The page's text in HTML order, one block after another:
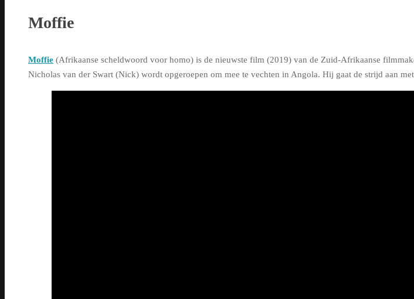
Moffie
Moffie (Afrikaanse scheldwoord voor homo) is de nieuwste film (2019) van de Zuid-Afrikaanse
Nicholas van der Swart (Nick) wordt opgeroepen om mee te vechten in Angola. Hij gaat de strijd aan